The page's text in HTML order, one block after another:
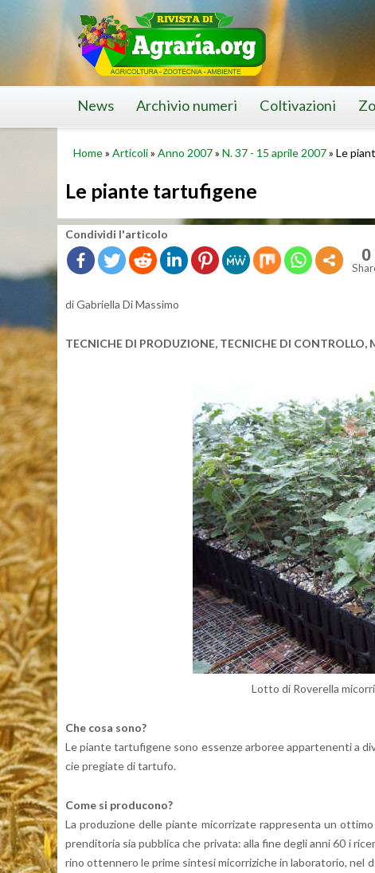
News Archivio numeri Coltivazioni
Home» Articoli» Anno 2007» N. 37 - 15 aprile 2007» Le
Le piante tartufigene
Con­di­vi­di l'ar­ti­co­lo
0
di Ga­briel­la Di Mas­si­mo
TEC­NI­CHE DI PRO­DU­ZIO­NE, TEC­NI­CHE DI CON­TROL­LO,
Lotto di Ro­ve­rel­la
Che cosa sono?
Le pian­te tar­tu­fi­ge­ne sono es­sen­ze ar­bo­ree ap­par­te­nen­ti a
cie pre­gia­te di tar­tu­fo.
Come si pro­du­co­no?
La pro­du­zio­ne delle pian­te mi­cor­ri­za­te rap­pre­sen­ta un
pren­di­to­ria sia pub­bli­ca che pri­va­ta: alla fine degli anni 60 i
ri­no ot­ten­ne­ro le prime sin­te­si mi­cor­ri­zi­che in la­bo­ra­to­rio,